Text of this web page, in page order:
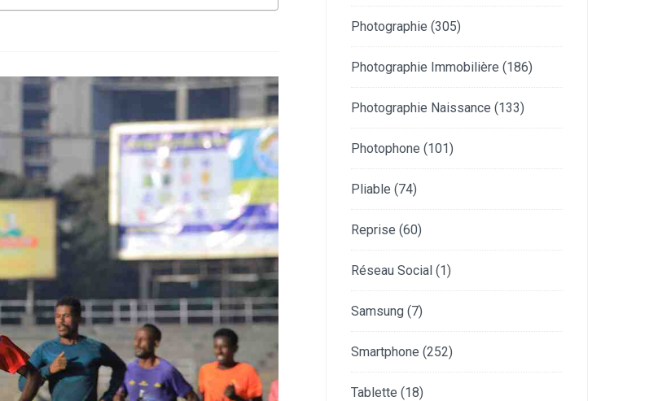
Photographie (305)
Photographie Immobilière (186)
Photographie Naissance (133)
Photophone (101)
Pliable (74)
Reprise (60)
Réseau Social (1)
Samsung (7)
Smartphone (252)
Tablette (18)